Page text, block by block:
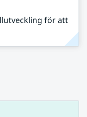
för att